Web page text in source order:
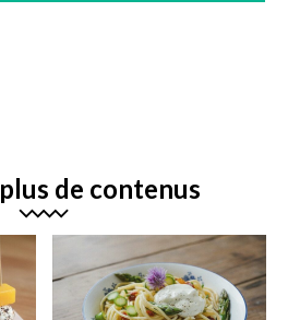
de contenus